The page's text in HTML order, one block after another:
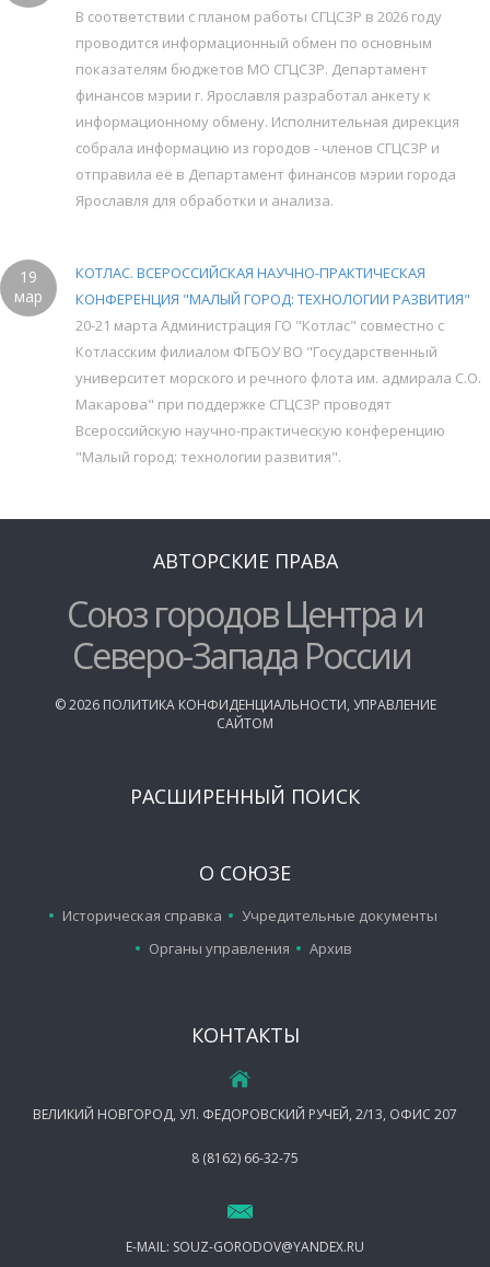
В соответствии с планом работы СГЦСЗР в 2026 году
проводится информационный обмен по основным
показателям бюджетов МО СГЦСЗР. Департамент
финансов мэрии г. Ярославля разработал анкету к
информационному обмену. Исполнительная дирекция
собрала информацию из городов - членов СГЦСЗР и
отправила её в Департамент финансов мэрии города
Ярославля для обработки и анализа.
19
мар
КОТЛАС. ВСЕРОССИЙСКАЯ НАУЧНО-ПРАКТИЧЕСКАЯ
КОНФЕРЕНЦИЯ "МАЛЫЙ ГОРОД: ТЕХНОЛОГИИ РАЗВИТИЯ"
20-21 марта Администрация ГО "Котлас" совместно с
Котласским филиалом ФГБОУ ВО "Государственный
университет морского и речного флота им. адмирала С.О.
Макарова" при поддержке СГЦСЗР проводят
Всероссийскую научно-практическую конференцию
"Малый город: технологии развития".
АВТОРСКИЕ ПРАВА
Союз городов Центра и
Северо-Запада России
©2026 ПОЛИТИКА КОНФИДЕНЦИАЛЬНОСТИ, УПРАВЛЕНИЕ
САЙТОМ
РАСШИРЕННЫЙ ПОИСК
О СОЮЗЕ
Историческая справка
Учредительные документы
Органы управления
Архив
КОНТАКТЫ
ВЕЛИКИЙ НОВГОРОД, УЛ. ФЕДОРОВСКИЙ РУЧЕЙ, 2/13, ОФИС 207
8 (8162) 66-32-75
E-MAIL: SOUZ-GORODOV@YANDEX.RU